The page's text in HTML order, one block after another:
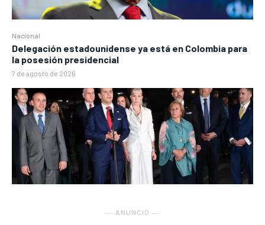
Nacional
Delegación estadounidense ya está en Colombia para
la posesión presidencial
7 de agosto de 2026
― ANUNCIO ―